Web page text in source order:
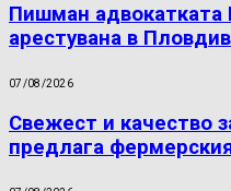
Пишман адвокатката
арестувана в
07/08/2026
Свежест и качество
предлага